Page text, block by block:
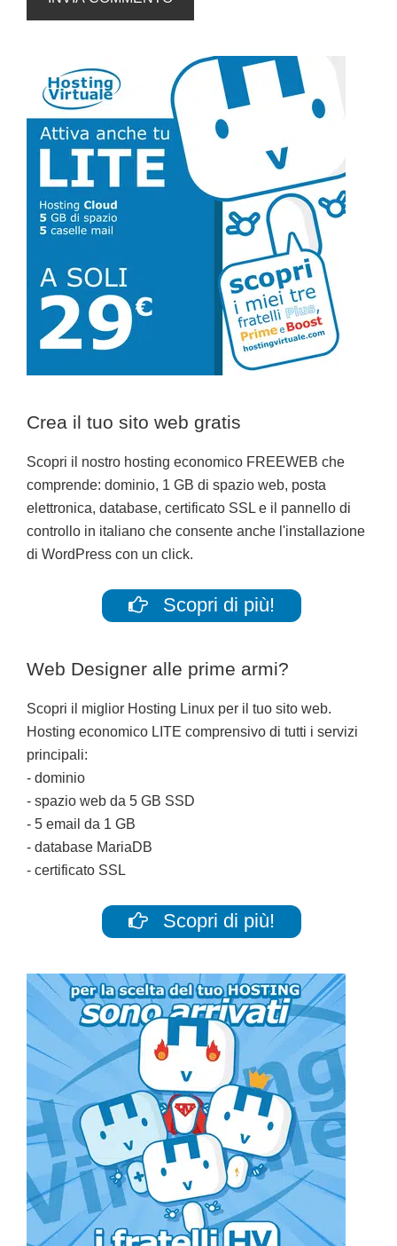
Barra
laterale
primaria
Crea il tuo sito web gratis
Scopri il nostro hosting economico FREEWEB che
comprende: dominio, 1 GB di spazio web, posta
elettronica, database, certificato SSL e il pannello di
controllo in italiano che consente anche l'installazione
di WordPress con un click.
Scopri di più!
Web Designer alle prime armi?
Scopri il miglior Hosting Linux per il tuo sito web.
Hosting economico LITE comprensivo di tutti i servizi
principali:
- dominio
- spazio web da 5 GB SSD
- 5 email da 1 GB
- database MariaDB
- certificato SSL
Scopri di più!